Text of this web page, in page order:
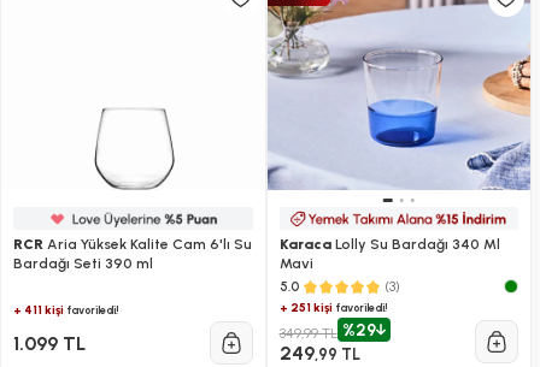
RCR Aria Yüksek Kalite Cam 6'lı Su
Bardağı Seti 390 ml
+ 411 kişi favoriledi!
1.099 TL
KaracaLolly Su Bardağı 340 Ml
Mavi
5.0 (3)
+ 251 kişifavoriledi!
349,99 TL %29
249,99 TL